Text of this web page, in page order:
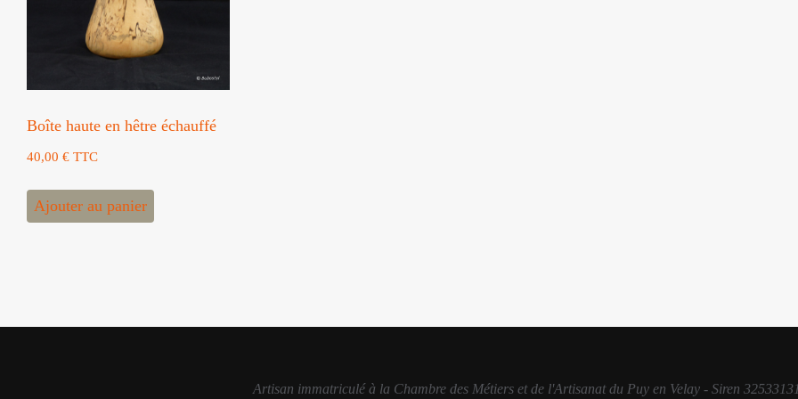
Boîte haute en hêtre échauffé
40,00 € TTC
Ajouter au panier
Artisan immatriculé à la Chambre des Métiers et de l'Artisanat du Puy en Velay - Siren